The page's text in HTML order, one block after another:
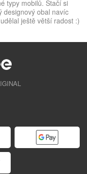
typy mobilů. Stačí si
designový obal navíc
ještě větší radost :)